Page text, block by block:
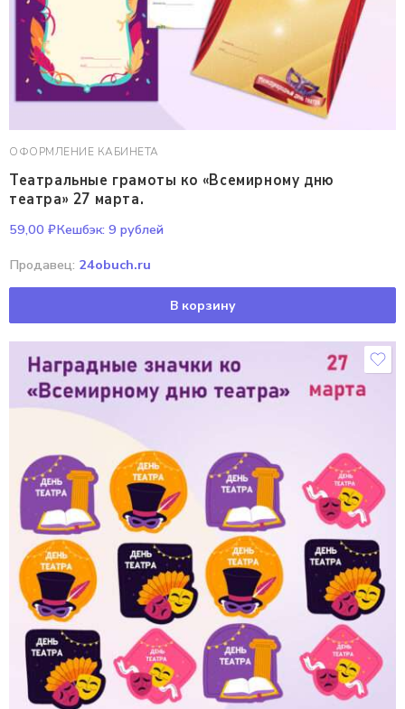
ОФОРМЛЕНИЕ КАБИНЕТА
Театральные грамоты ко «Всемирному дню
театра» 27 марта.
59,00 ₽Кешбэк: 9 рублей
Продавец: 24obuch.ru
В корзину